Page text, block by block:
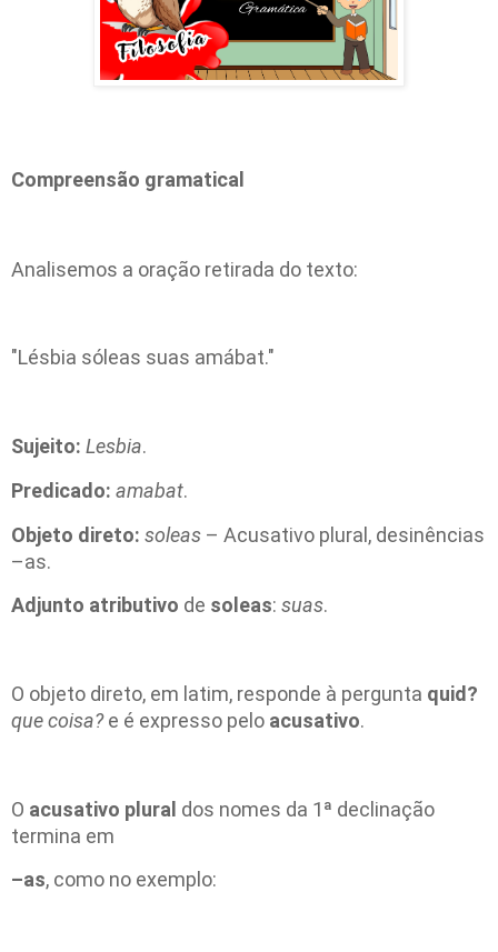
Compreensão gramatical
Analisemos a oração retirada do texto:
"Lésbia sóleas suas amábat."
Sujeito: Lesbia.
Predicado: amabat.
Objeto direto: soleas – Acusativo plural, desinências
–as.
Adjunto atributivo de soleas: suas.
O objeto direto, em latim, responde à pergunta quid?
que coisa?e é expresso pelo acusativo.
O acusativo plural dos nomes da 1ª declinação
termina em
–as, como no exemplo: